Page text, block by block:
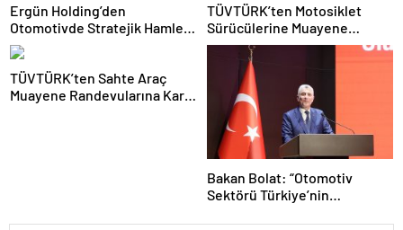
Ergün Holding’den
Otomotivde Stratejik Hamle:
Otosende’yi Bünyesine Kattı
TÜVTÜRK’ten Motosiklet
Sürücülerine Muayene
Uyarısı: Güvenli Sürüş İçin
Teknik Kontrolleri İhmal
Etmeyin
TÜVTÜRK’ten Sahte Araç
Muayene Randevularına Karşı
Bakan Bolat: “Otomotiv
Sektörü Türkiye’nin